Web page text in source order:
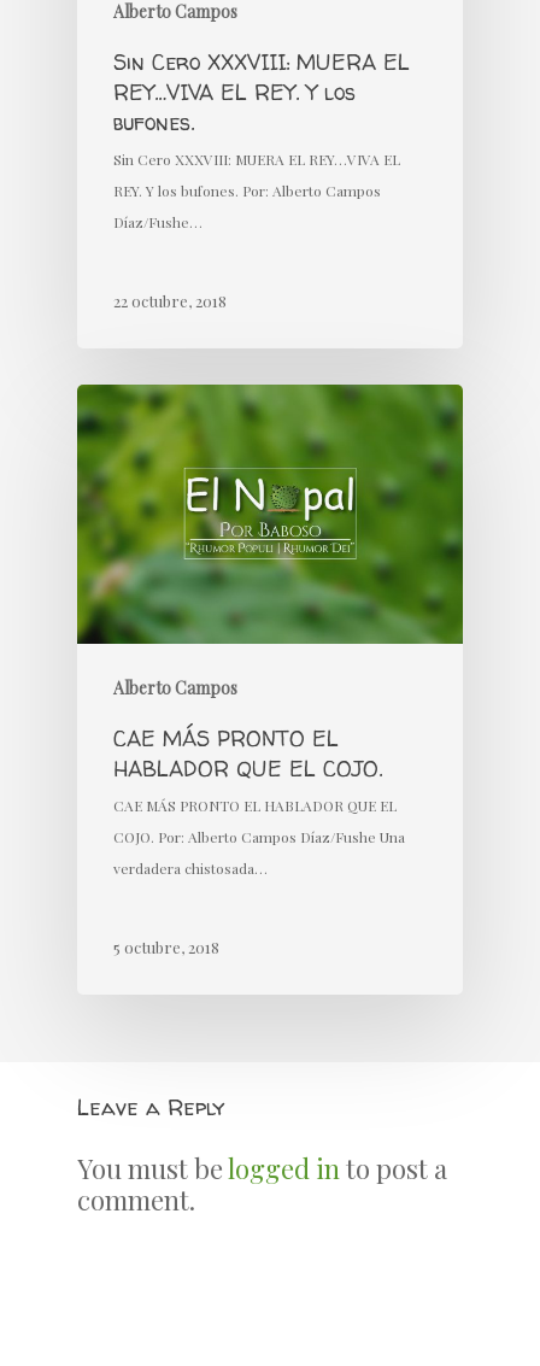
Alberto Campos
Sin Cero XXXVIII: MUERA EL
REY…VIVA EL REY. Y los
bufones.
Sin Cero XXXVIII: MUERA EL REY…VIVA EL
REY. Y los bufones. Por: Alberto Campos
Díaz/Fushe…
22 octubre, 2018
Alberto Campos
CAE MÁS PRONTO EL
HABLADOR QUE EL COJO.
CAE MÁS PRONTO EL HABLADOR QUE EL
COJO. Por: Alberto Campos Díaz/Fushe Una
verdadera chistosada…
5 octubre, 2018
Leave a Reply
You must belogged into post a
comment.